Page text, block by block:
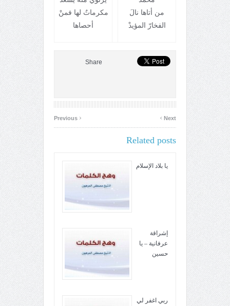
من أتاها نالَ
الفخارّ المؤيدْ
مكرماتٌ لها فمنْ
أحصاها
Share
‹ Next
›
Related posts
يا بلاد الإسلام
إشراقة
عرفانية – يا
حسين
ربي اغفر لي